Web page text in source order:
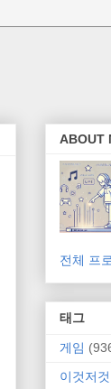
ABOUT
전체 프
태그
게임
이것저것